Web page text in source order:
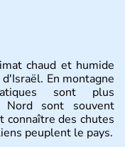
chaud et humide
En montagne
sont plus
Nord sont souvent
connaître des chutes
peuplent le pays.